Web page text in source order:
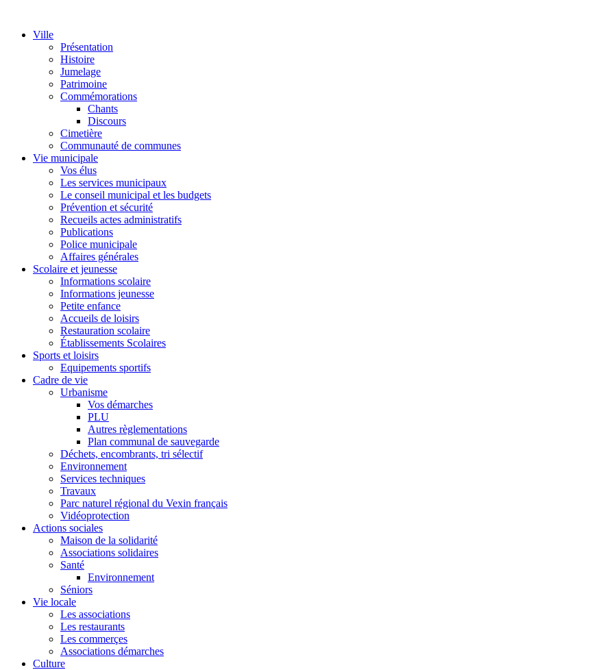
Ville
Présentation
Histoire
Jumelage
Patrimoine
Commémorations
Chants
Discours
Cimetière
Communauté de communes
Vie municipale
Vos élus
Les services municipaux
Le conseil municipal et les budgets
Prévention et sécurité
Recueils actes administratifs
Publications
Police municipale
Affaires générales
Scolaire et jeunesse
Informations scolaire
Informations jeunesse
Petite enfance
Accueils de loisirs
Restauration scolaire
Établissements Scolaires
Sports et loisirs
Equipements sportifs
Cadre de vie
Urbanisme
Vos démarches
PLU
Autres règlementations
Plan communal de sauvegarde
Déchets, encombrants, tri sélectif
Environnement
Services techniques
Travaux
Parc naturel régional du Vexin français
Vidéoprotection
Actions sociales
Maison de la solidarité
Associations solidaires
Santé
Environnement
Séniors
Vie locale
Les associations
Les restaurants
Les commerçes
Associations démarches
Culture